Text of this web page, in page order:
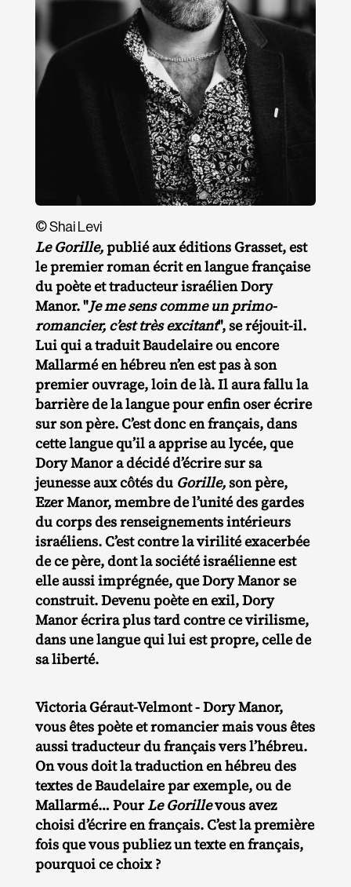
© Shai Levi
Le Gorille,publié aux éditions Grasset, est
le premier roman écrit en langue française
du poète et traducteur israélien Dory
Manor. "Je me sens comme un primo-
romancier, c’est très excitant", se réjouit-il.
Lui qui a traduit Baudelaire ou encore
Mallarmé en hébreu n’en est pas à son
premier ouvrage, loin de là. Il aura fallu la
barrière de la langue pour enfin oser écrire
sur son père. C’est donc en français, dans
cette langue qu’il a apprise au lycée, que
Dory Manor a décidé d’écrire sur sa
jeunesse aux côtés du Gorille,son père,
Ezer Manor, membre de l’unité des gardes
du corps des renseignements intérieurs
israéliens. C’est contre la virilité exacerbée
de ce père, dont la société israélienne est
elle aussi imprégnée, que Dory Manor se
construit. Devenu poète en exil, Dory
Manor écrira plus tard contre ce virilisme,
dans une langue qui lui est propre, celle de
sa liberté.
Victoria Géraut-Velmont - Dory Manor,
vous êtes poète et romancier mais vous êtes
aussi traducteur du français vers l’hébreu.
On vous doit la traduction en hébreu des
textes de Baudelaire par exemple, ou de
Mallarmé… PourLe Gorillevous avez
choisi d’écrire en français. C’est la première
fois que vous publiez un texte en français,
pourquoi ce choix ?